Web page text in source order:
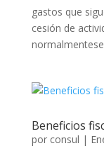
gastos que
cesión de
Beneficios
por consul |